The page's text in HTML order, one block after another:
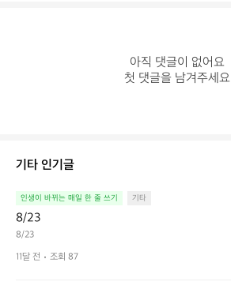
아직 댓글이 없어요
첫 댓글을 남겨주세요
기타 인기글
인생이 바뀌는 매일 한 줄 쓰기 기타
8/23
8/23
11달 전 조회 87